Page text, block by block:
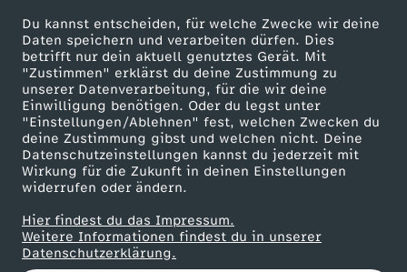
Du kannst entscheiden, für welche Zwecke wir deine
Daten speichern und verarbeiten dürfen. Dies
betrifft nur dein aktuell genutztes Gerät. Mit
"Zustimmen" erklärst du deine Zustimmung zu
unserer Datenverarbeitung, für die wir deine
Einwilligung benötigen. Oder du legst unter
"Einstellungen/Ablehnen" fest, welchen Zwecken du
deine Zustimmung gibst und welchen nicht. Deine
Datenschutzeinstellungen kannst du jederzeit mit
Wirkung für die Zukunft in deinen Einstellungen
widerrufen oder ändern.
Hier findest du das Impressum.
Weitere Informationen findest du in unserer
Datenschutzerklärung.
v
o
m
1
9
.
ZDF goes Schule
Werbefernsehen
Mainzelmännchen
Partner